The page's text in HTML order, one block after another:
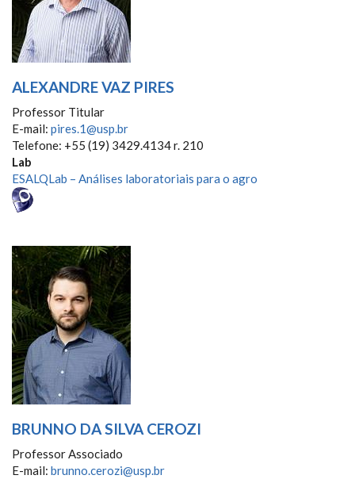
ALEXANDRE VAZ PIRES
Professor Titular
E-mail: pires.1@usp.br
Telefone: +55 (19) 3429.4134 r. 210
Lab
ESALQLab – Análises laboratoriais para o agro
BRUNNO DA SILVA CEROZI
Professor Associado
E-mail: brunno.cerozi@usp.br